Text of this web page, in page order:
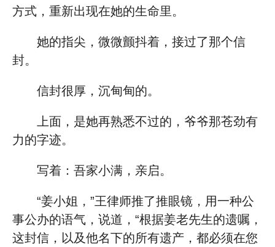
方式，重新出现在她的生命里。
她的指尖，微微颤抖着，接过了那个信
封。
信封很厚，沉甸甸的。
上面，是她再熟悉不过的，爷爷那苍劲有
力的字迹。
写着：吾家小满，亲启。
“姜小姐，”王律师推了推眼镜，用一种公
事公办的语气，说道，“根据姜老先生的遗嘱，
这封信，以及他名下的所有遗产，都必须在您